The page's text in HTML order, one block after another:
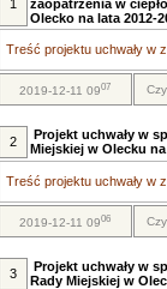
1
zaopatrzenia w
Olecko na lata 2012-
Treść projektu uchwały w
2019-12-11 0907
2
Projekt uchwały w
Miejskiej w Olecku na
Treść projektu uchwały w
2019-12-11 0906
3
Projekt uchwały w
Rady Miejskiej w